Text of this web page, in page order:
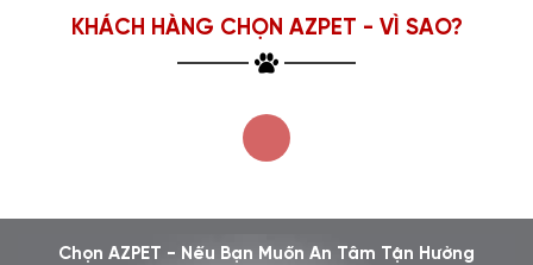
KHÁCH HÀNG CHỌN AZPET - VÌ SAO?
Chọn AZPET - Nếu Bạn Muốn An Tâm Tận Hưởng